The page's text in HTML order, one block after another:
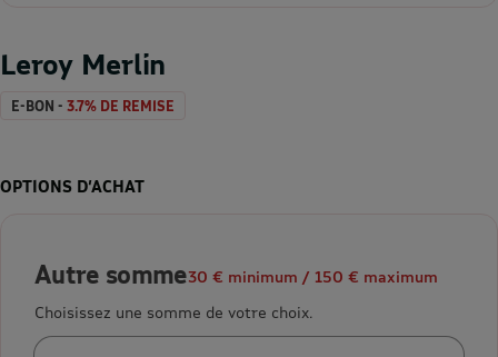
Leroy Merlin
E-BON - 3.7% DE REMISE
OPTIONS D’ACHAT
Autre somme30 € minimum / 150 € maximum
Choisissez une somme de votre choix.
Montant